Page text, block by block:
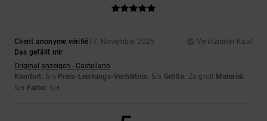
Client anonyme vérifié17. November 2025
Verifizierter Kauf
Das gefällt mir
Original anzeigen - Castellano
Komfort: 5/5 Preis-Leistungs-Verhältnis: 5/5 Größe: Zu groß Material :
5/5 Farbe: 5/5